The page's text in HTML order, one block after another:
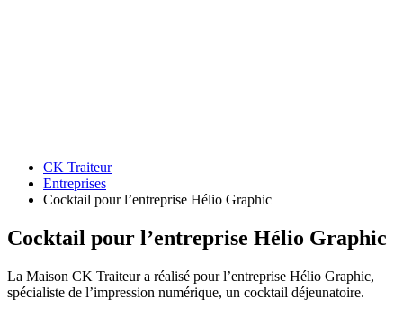
CK Traiteur
Entreprises
Cocktail pour l’entreprise Hélio Graphic
Cocktail pour l’entreprise Hélio Graphic
La Maison CK Traiteur a réalisé pour l’entreprise Hélio Graphic,
spécialiste de l’impression numérique, un cocktail déjeunatoire.